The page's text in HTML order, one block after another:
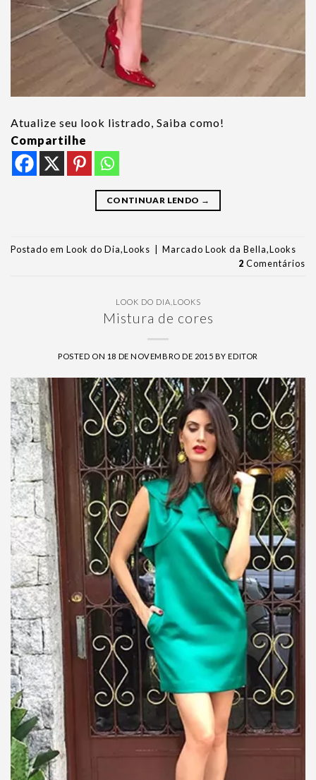
Atualize seu look listrado, Saiba como!
Compartilhe
CONTINUAR LENDO →
Postado em Look do Dia,Looks Marcado Look da Bella,Looks
2 Comentários
LOOK DO DIA LOOKS
Mistura de cores
POSTED ON 18 DE NOVEMBRO DE 2015 BYEDITOR